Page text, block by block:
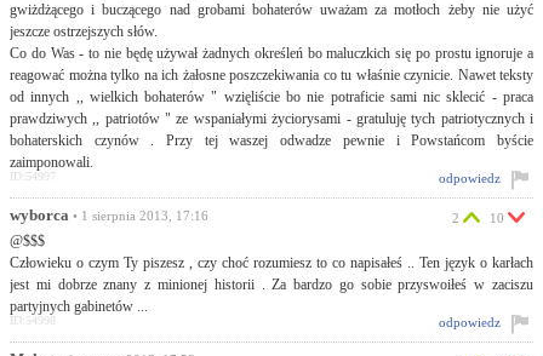
gwiżdżącego i buczącego nad grobami bohaterów uważam za motłoch żeby nie użyć
jeszcze ostrzejszych słów.
Co do Was - to nie będę używał żadnych określeń bo maluczkich się po prostu ignoruje a
reagować można tylko na ich żałosne poszczekiwania co tu właśnie czynicie. Nawet teksty
od innych ,, wielkich bohaterów " wzięliście bo nie potraficie sami nic sklecić - praca
prawdziwych ,, patriotów " ze wspaniałymi życiorysami - gratuluję tych patriotycznych i
bohaterskich czynów . Przy tej waszej odwadze pewnie i Powstańcom byście
zaimponowali.
odpowiedz
ID:54997
wyborca • 1 sierpnia 2013, 17:16
@$$$
Człowieku o czym Ty piszesz , czy choć rozumiesz to co napisałeś .. Ten język o karłach
jest mi dobrze znany z minionej historii . Za bardzo go sobie przyswoiłeś w zaciszu
partyjnych gabinetów ...
2 10
odpowiedz
ID:54998